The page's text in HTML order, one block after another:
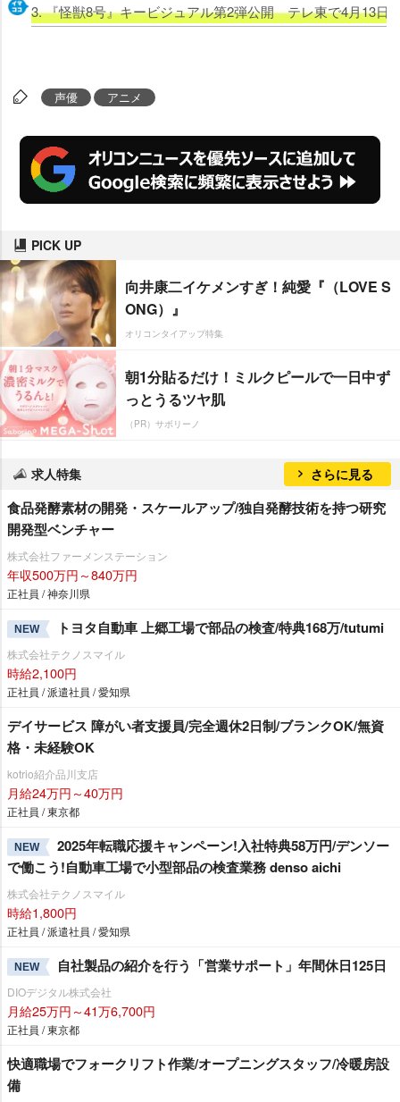
3. 『怪獣8号』キービジュアル第2弾公開 テレ東で4月13日
声優 アニメ
PICK UP
向井康二イケメンすぎ！純愛『（LOVE S
ONG）』
オリコンタイアップ特集
朝1分貼るだけ！ミルクピールで一日中ず
っとうるツヤ肌
（PR）サボリーノ
求人特集 さらに見る
食品発酵素材の開発・スケールアップ/独自発酵技術を持つ研究
開発型ベンチャー
株式会社ファーメンステーション
年収500万円～840万円
正社員 / 神奈川県
NEW トヨタ自動車 上郷工場で部品の検査/特典168万/tutumi
株式会社テクノスマイル
時給2,100円
正社員 / 派遣社員 / 愛知県
デイサービス 障がい者支援員/完全週休2日制/ブランクOK/無資
格・未経験OK
kotrio紹介品川支店
月給24万円～40万円
正社員 / 東京都
NEW
2025年転職応援キャンペーン!入社特典58万円/デンソー
で働こう!自動車工場で小型部品の検査業務 denso aichi
株式会社テクノスマイル
時給1,800円
正社員 / 派遣社員 / 愛知県
NEW 自社製品の紹介を行う「営業サポート」年間休日125日
DIOデジタル株式会社
月給25万円～41万6,700円
正社員 / 東京都
快適職場でフォークリフト作業/オープニングスタッフ/冷暖房設
備